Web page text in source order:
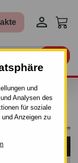
und
Analysen des
für soziale
Anzeigen zu

-